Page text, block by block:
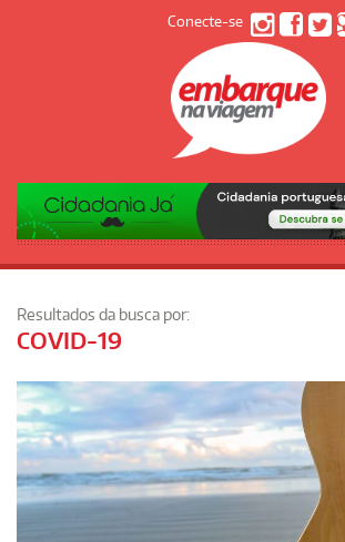
Conecte-se
Resultados da busca por:
COVID-19